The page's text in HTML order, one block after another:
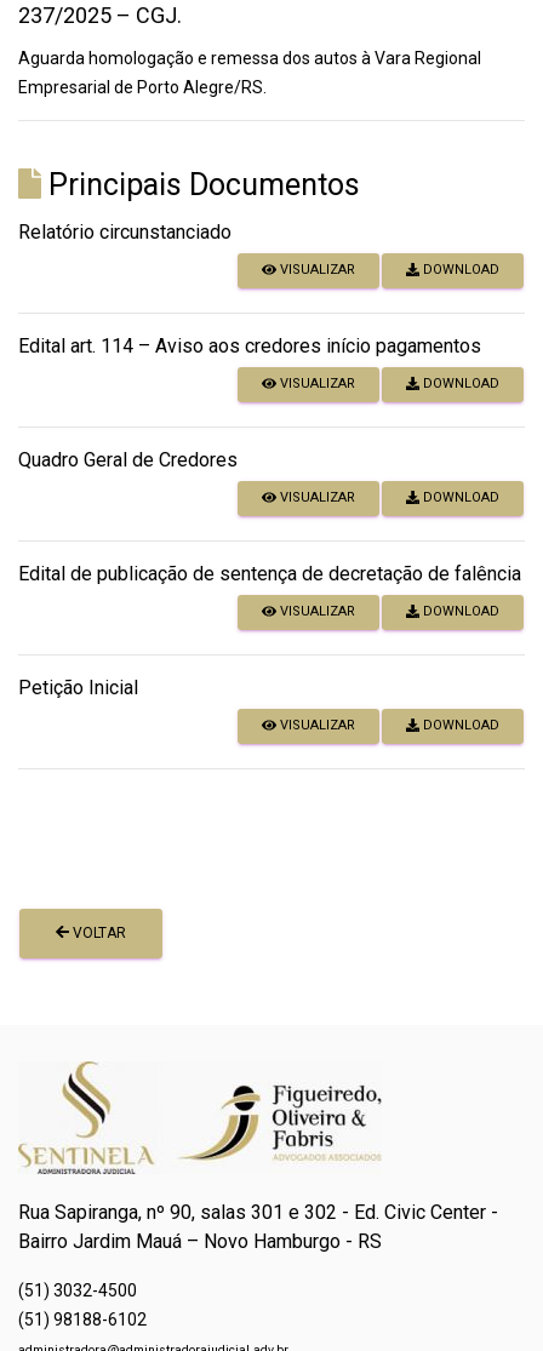
237/2025 – CGJ.
Aguarda homologação e remessa dos autos à Vara Regional
Empresarial de Porto Alegre/RS.
Principais Documentos
Relatório circunstanciado
DOWNLOAD
VISUALIZAR
Edital art. 114 – Aviso aos credores início pagamentos
DOWNLOAD
VISUALIZAR
Quadro Geral de Credores
DOWNLOAD
VISUALIZAR
Edital de publicação de sentença de decretação de falência
DOWNLOAD
VISUALIZAR
Petição Inicial
DOWNLOAD
VISUALIZAR
VOLTAR
Rua Sapiranga, nº 90, salas 301 e 302 - Ed. Civic Center -
Bairro Jardim Mauá – Novo Hamburgo - RS
(51) 3032-4500
(51) 98188-6102